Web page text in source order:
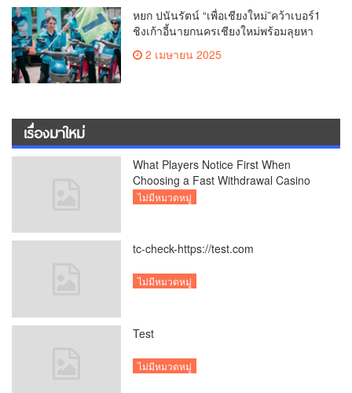
2,132 ล้านบาท
หยก ปนันรัตน์ “เพื่อเชียงใหม่”คว้าเบอร์1
ชิงเก้าอี้นายกนครเชียงใหม่พร้อมลุยหา
2 เมษายน 2025
เรื่องมาใหม่
What Players Notice First When
Choosing a Fast Withdrawal Casino
UK
ไม่มีหมวดหมู่
tc-check-https://test.com
ไม่มีหมวดหมู่
Test
ไม่มีหมวดหมู่